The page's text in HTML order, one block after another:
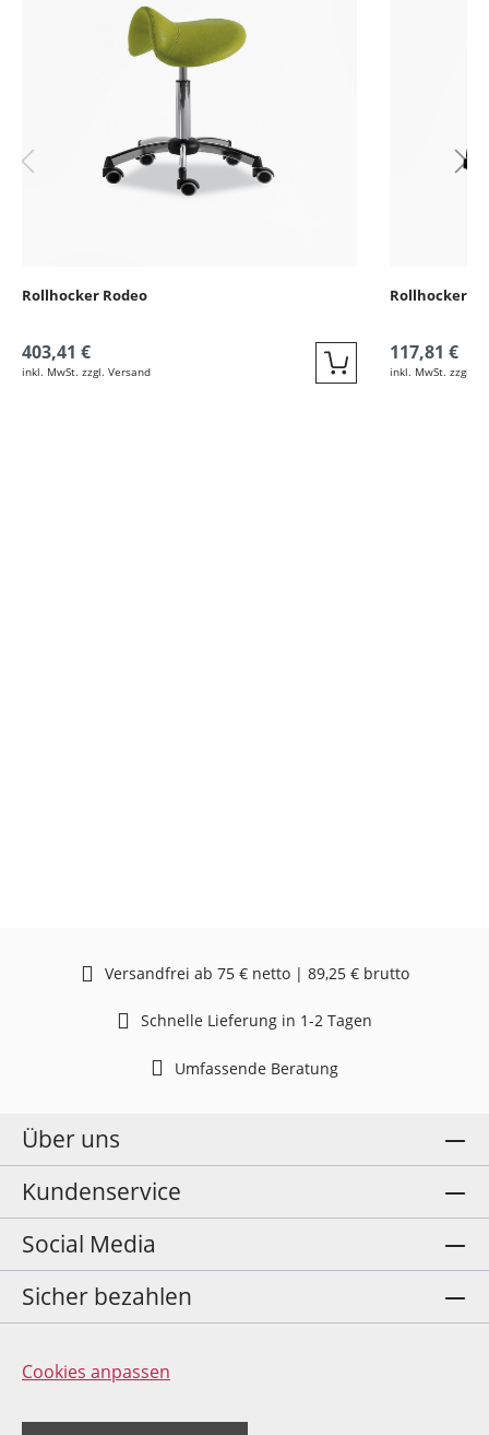
Rollhocker Rodeo
403,41 €
inkl. MwSt. zzgl. Versand Quickbuy
Rollhocker
117,81 €
inkl. MwSt. zzgl.
Versandfrei ab 75 € netto | 89,25 € brutto
Schnelle Lieferung in 1-2 Tagen
Umfassende Beratung
Über uns
Kundenservice
Social Media
Sicher bezahlen
Cookies anpassen